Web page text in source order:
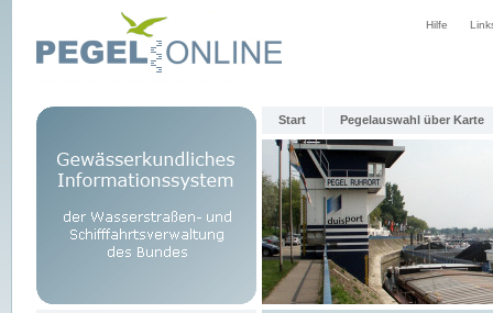
Hilfe
Start Pegelauswahl über Karte